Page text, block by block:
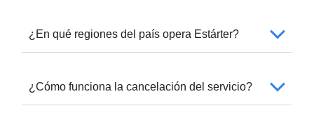
¿En qué regiones del país opera Estárter?
¿Cómo funciona la cancelación del servicio?